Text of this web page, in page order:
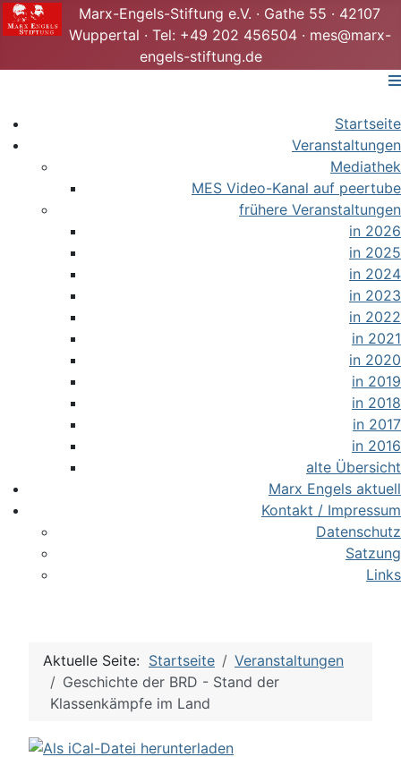
Marx-Engels-Stiftung e.V. · Gathe 55 · 42107
Wuppertal · Tel: +49 202 456504 · mes@marx-
engels-stiftung.de
Startseite
Veranstaltungen
Mediathek
MES Video-Kanal auf peertube
frühere Veranstaltungen
in 2026
in 2025
in 2024
in 2023
in 2022
in 2021
in 2020
in 2019
in 2018
in 2017
in 2016
alte Übersicht
Marx Engels aktuell
Kontakt / Impressum
Datenschutz
Satzung
Links
Aktuelle Seite: Startseite
Veranstaltungen
Geschichte der BRD - Stand der
Klassenkämpfe im Land